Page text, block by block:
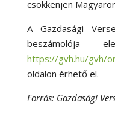
csökkenjen
A Gazdasági
beszámolója
https://gvh.hu/gvh/
oldalon érhető el.
Forrás: Gazdasági